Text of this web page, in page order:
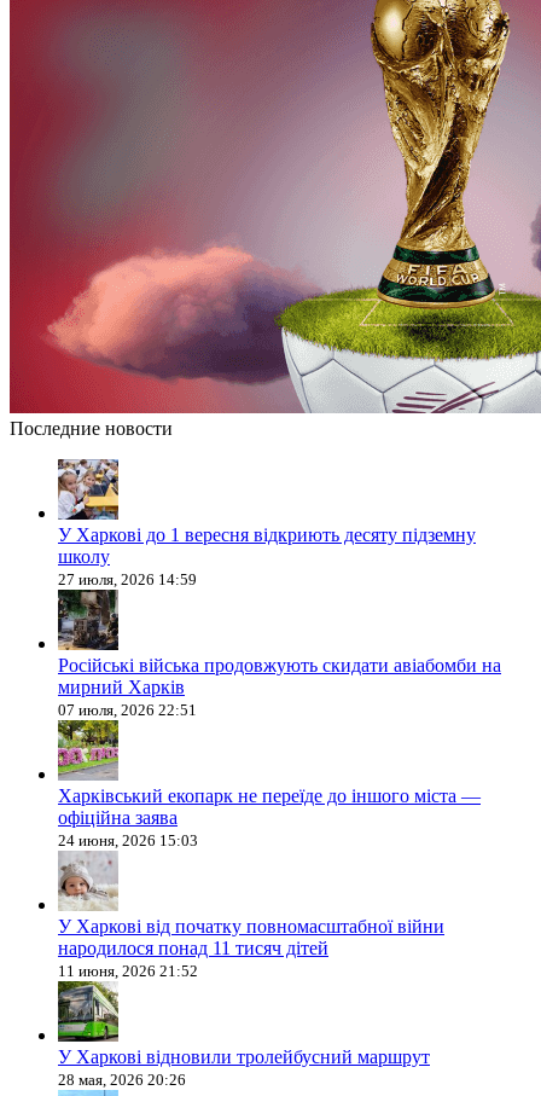
Последние новости
У Харкові до 1 вересня відкриють десяту підземну
школу
27 июля, 2026 14:59
Російські війська продовжують скидати авіабомби на
мирний Харків
07 июля, 2026 22:51
Харківський екопарк не переїде до іншого міста —
офіційна заява
24 июня, 2026 15:03
У Харкові від початку повномасштабної війни
народилося понад 11 тисяч дітей
11 июня, 2026 21:52
У Харкові відновили тролейбусний маршрут
28 мая, 2026 20:26